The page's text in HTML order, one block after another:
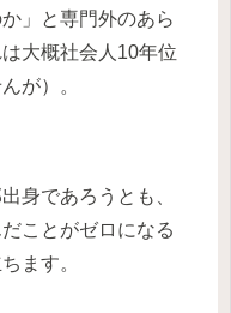
」と専門外のあら
大概社会人10年位
が）。
身であろうとも、
ことがゼロになる
ます。